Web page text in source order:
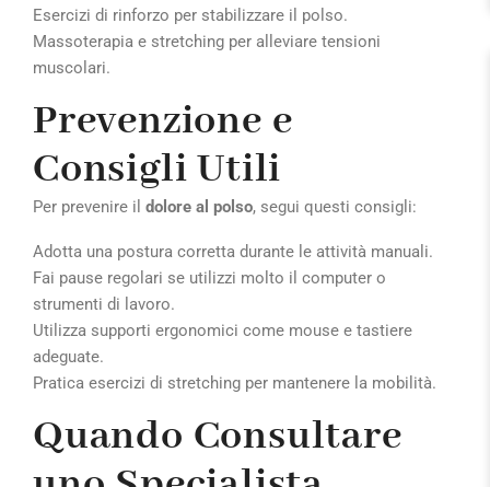
Esercizi di rinforzo per stabilizzare il polso.
Massoterapia e stretching per alleviare tensioni
muscolari.
Prevenzione e
Consigli Utili
Per prevenire il dolore al polso, segui questi consigli:
Adotta una postura corretta durante le attività manuali.
Fai pause regolari se utilizzi molto il computer o
strumenti di lavoro.
Utilizza supporti ergonomici come mouse e tastiere
adeguate.
Pratica esercizi di stretching per mantenere la mobilità.
Quando Consultare